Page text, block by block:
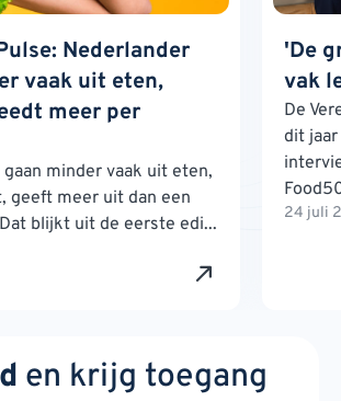
Nederlander
vaak uit eten,
meer per
minder vaak uit eten,
geeft meer uit dan een
blijkt uit de eerste edi...
'De
vak
De
dit
24 juli
en krijg toegang